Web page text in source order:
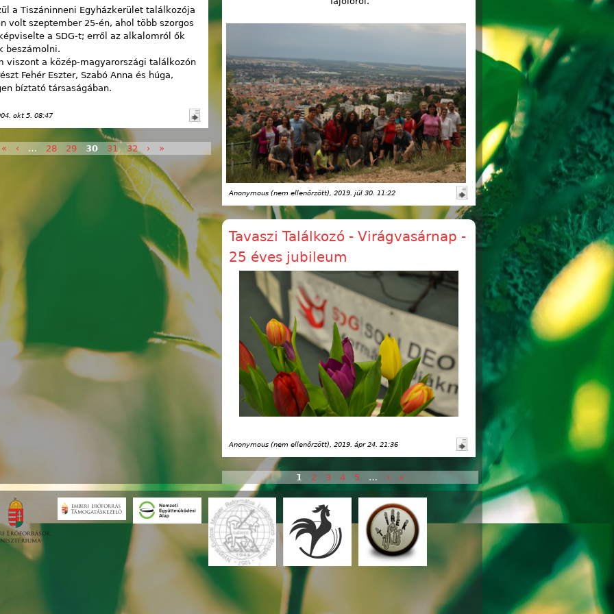
a Tiszáninneni Egyházkerület találkozója
volt szeptember 25-én, ahol több szorgos
a SDG-t; erről az alkalomról ők
beszámolni.
viszont a közép-magyarországi találkozón
Fehér Eszter, Szabó Anna és húga,
bíztató társaságában.
okt 5. 08:47
« ‹ … 28 29 30 31 32 › »
Anonymous (nem ellenőrzött) , 2019. júl 30. 11:22
Tavaszi Találkozó - Virágvasárnap -
25 éves jubileum
Anonymous (nem ellenőrzött) , 2019. ápr 24. 21:36
Oldalak 1 2 3 4 5 … › »